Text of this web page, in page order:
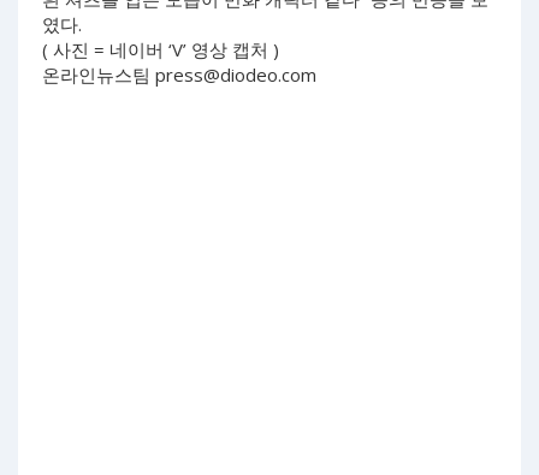
였다.
( 사진 = 네이버 ‘V’ 영상 캡처 )
온라인뉴스팀 press@diodeo.com